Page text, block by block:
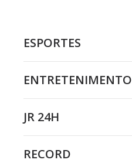
ESPORTES
ENTRETENIMENTO
JR 24H
RECORD